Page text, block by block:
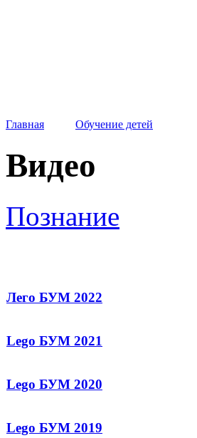
Главная Обучение детей
Видео
Познание
Лего БУМ 2022
Lego БУМ 2021
Lego БУМ 2020
Lego БУМ 2019